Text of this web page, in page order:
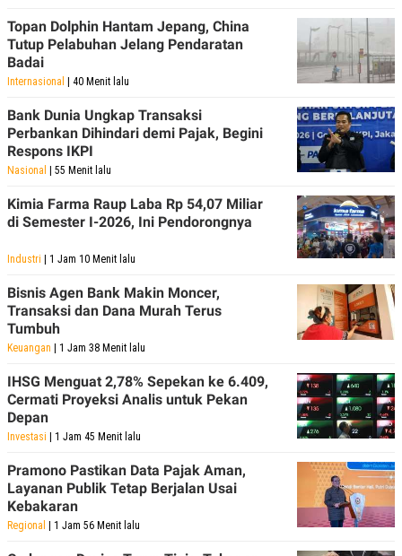
Topan Dolphin Hantam Jepang, China
Tutup Pelabuhan Jelang Pendaratan
Badai
Internasional | 40 Menit lalu
Bank Dunia Ungkap Transaksi
Perbankan Dihindari demi Pajak, Begini
Respons IKPI
Nasional | 55 Menit lalu
Kimia Farma Raup Laba Rp 54,07 Miliar
di Semester I-2026, Ini Pendorongnya
Industri | 1 Jam 10 Menit lalu
Bisnis Agen Bank Makin Moncer,
Transaksi dan Dana Murah Terus
Tumbuh
Keuangan | 1 Jam 38 Menit lalu
IHSG Menguat 2,78% Sepekan ke 6.409,
Cermati Proyeksi Analis untuk Pekan
Depan
Investasi | 1 Jam 45 Menit lalu
Pramono Pastikan Data Pajak Aman,
Layanan Publik Tetap Berjalan Usai
Kebakaran
Regional | 1 Jam 56 Menit lalu